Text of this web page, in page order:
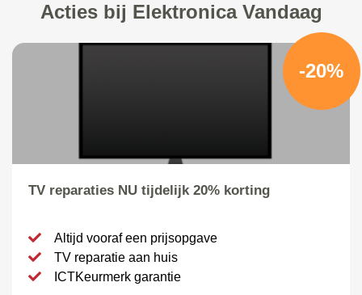
Acties bij Elektronica Vandaag
-20%
TV reparaties NU tijdelijk 20% korting
Altijd vooraf een prijsopgave
TV reparatie aan huis
ICTKeurmerk garantie